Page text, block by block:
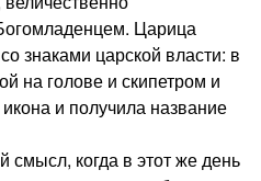
Царица
знаками царской власти: в
на голове и скипетром и
и получила название
когда в этот же день